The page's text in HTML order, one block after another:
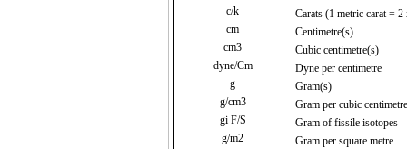
c/k
cm
cm3
dyne/Cm
g
g/cm3
gi F/S
g/m2
Carats (1 metric carat = 2
Centimetre(s)
Cubic centimetre(s)
Dyne per centimetre
Gram(s)
Gram per cubic centimetre
Gram of fissile isotopes
Gram per square metre